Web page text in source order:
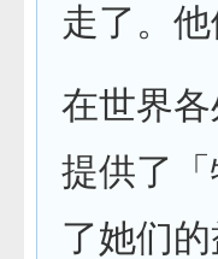
走了。
在世界
提供了
了她们